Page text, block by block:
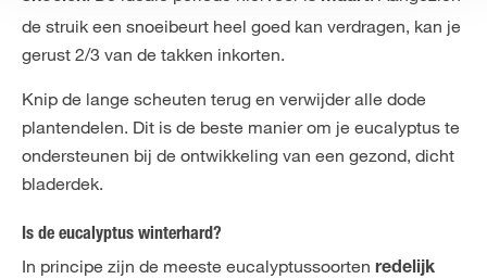
de struik een snoeibeurt heel goed kan verdragen, kan je
gerust 2/3 van de takken inkorten.
Knip de lange scheuten terug en verwijder alle dode
plantendelen. Dit is de beste manier om je eucalyptus te
ondersteunen bij de ontwikkeling van een gezond, dicht
bladerdek.
Is de eucalyptus winterhard?
In principe zijn de meeste eucalyptussoorten redelijk